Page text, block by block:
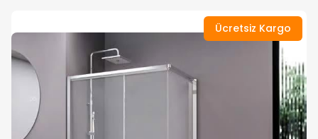
Ücretsiz Kargo